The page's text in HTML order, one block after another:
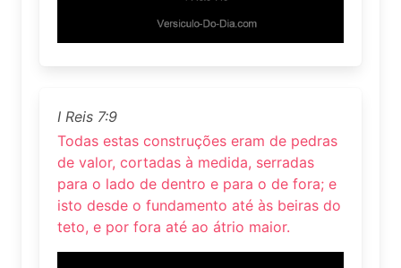
I Reis 7:9
Todas estas construções eram de pedras
de valor, cortadas à medida, serradas
para o lado de dentro e para o de fora; e
isto desde o fundamento até às beiras do
teto, e por fora até ao átrio maior.